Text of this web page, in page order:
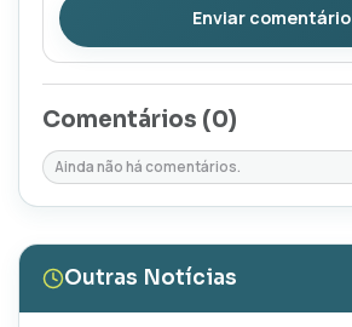
Enviar comentário
Comentários (0)
Ainda não há comentários.
Outras Notícias